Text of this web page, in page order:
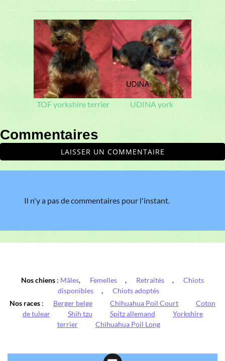
TOF yorkshire terrier UDINA york
Commentaires
LAISSER UN COMMENTAIRE
Il n'y a pas de commentaires pour l'instant.
Nos chiens : Mâles, Femelles , Retraités ,
Chiots
disponibles
,
Chiots adoptés
Nos races : Berger belge Chihuahua Poil Court
Coton
de tulear
Shih tzu Spitz allemand
Yorkshire
terrier
Chihuahua Poil Long